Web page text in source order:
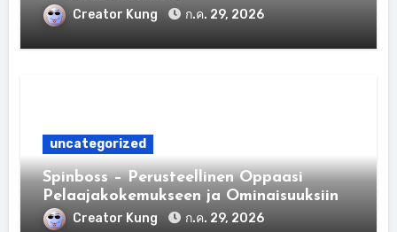
Creator Kung ก.ค. 29, 2026
uncategorized
Spinboss – Perusteellinen Oppaasi
Pelaajakokemukseen ja Ominaisuuksiin
Creator Kung ก.ค. 29, 2026